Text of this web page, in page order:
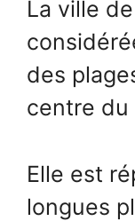
La ville
des
centre du
Elle est
longues